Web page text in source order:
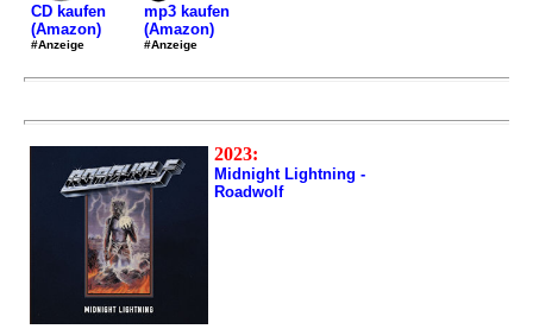
CD kaufen
(Amazon)
#Anzeige
mp3 kaufen
(Amazon)
#Anzeige
2023:
Midnight Lightning -
Roadwolf